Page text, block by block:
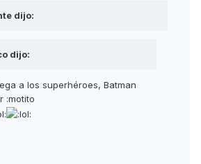
dijo:
dijo:
a los superhéroes, Batman
:motito